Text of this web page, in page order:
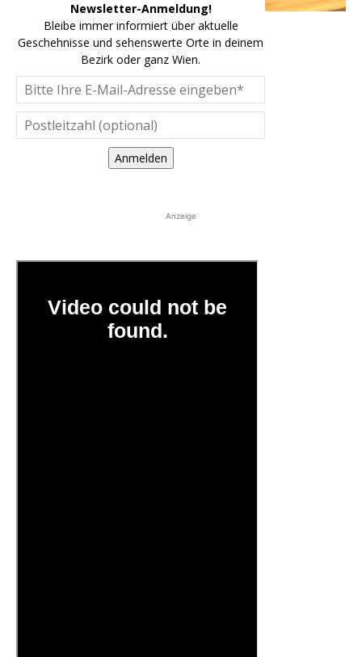
Newsletter-Anmeldung!
Bleibe immer informiert über aktuelle
Geschehnisse und sehenswerte Orte in deinem
Bezirk oder ganz Wien.
Anmelden
Anzeige